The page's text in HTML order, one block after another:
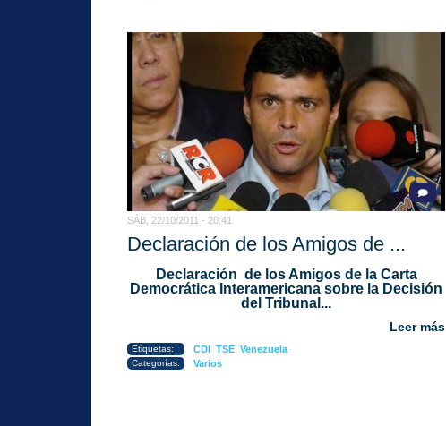
SÁB, 22/10/2011 - 20:41
Declaración de los Amigos de ...
Declaración de los Amigos de la Carta
Democrática Interamericana sobre la Decisión
del Tribunal...
Leer más
Etiquetas: CDI TSE Venezuela
Categorías: Varios